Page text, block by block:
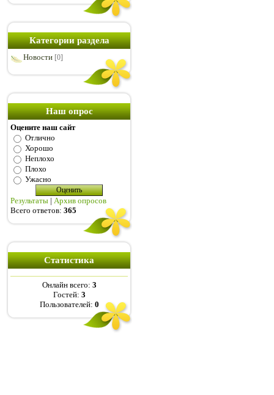
Категории раздела
Новости [0]
Наш опрос
Оцените наш сайт
Отлично
Хорошо
Неплохо
Плохо
Ужасно
Результаты | Архив опросов
Всего ответов: 365
Статистика
Онлайн всего: 3
Гостей: 3
Пользователей: 0